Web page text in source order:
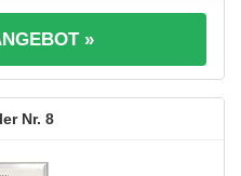
»
8